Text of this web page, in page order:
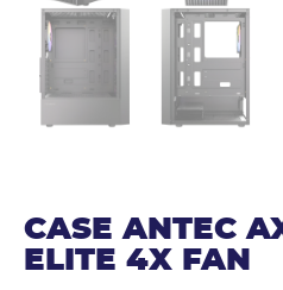
CASE ANTEC
ELITE 4X FAN